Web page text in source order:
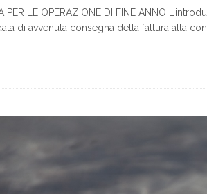
PER LE OPERAZIONE DI FINE ANNO
di avvenuta consegna della fattura alla